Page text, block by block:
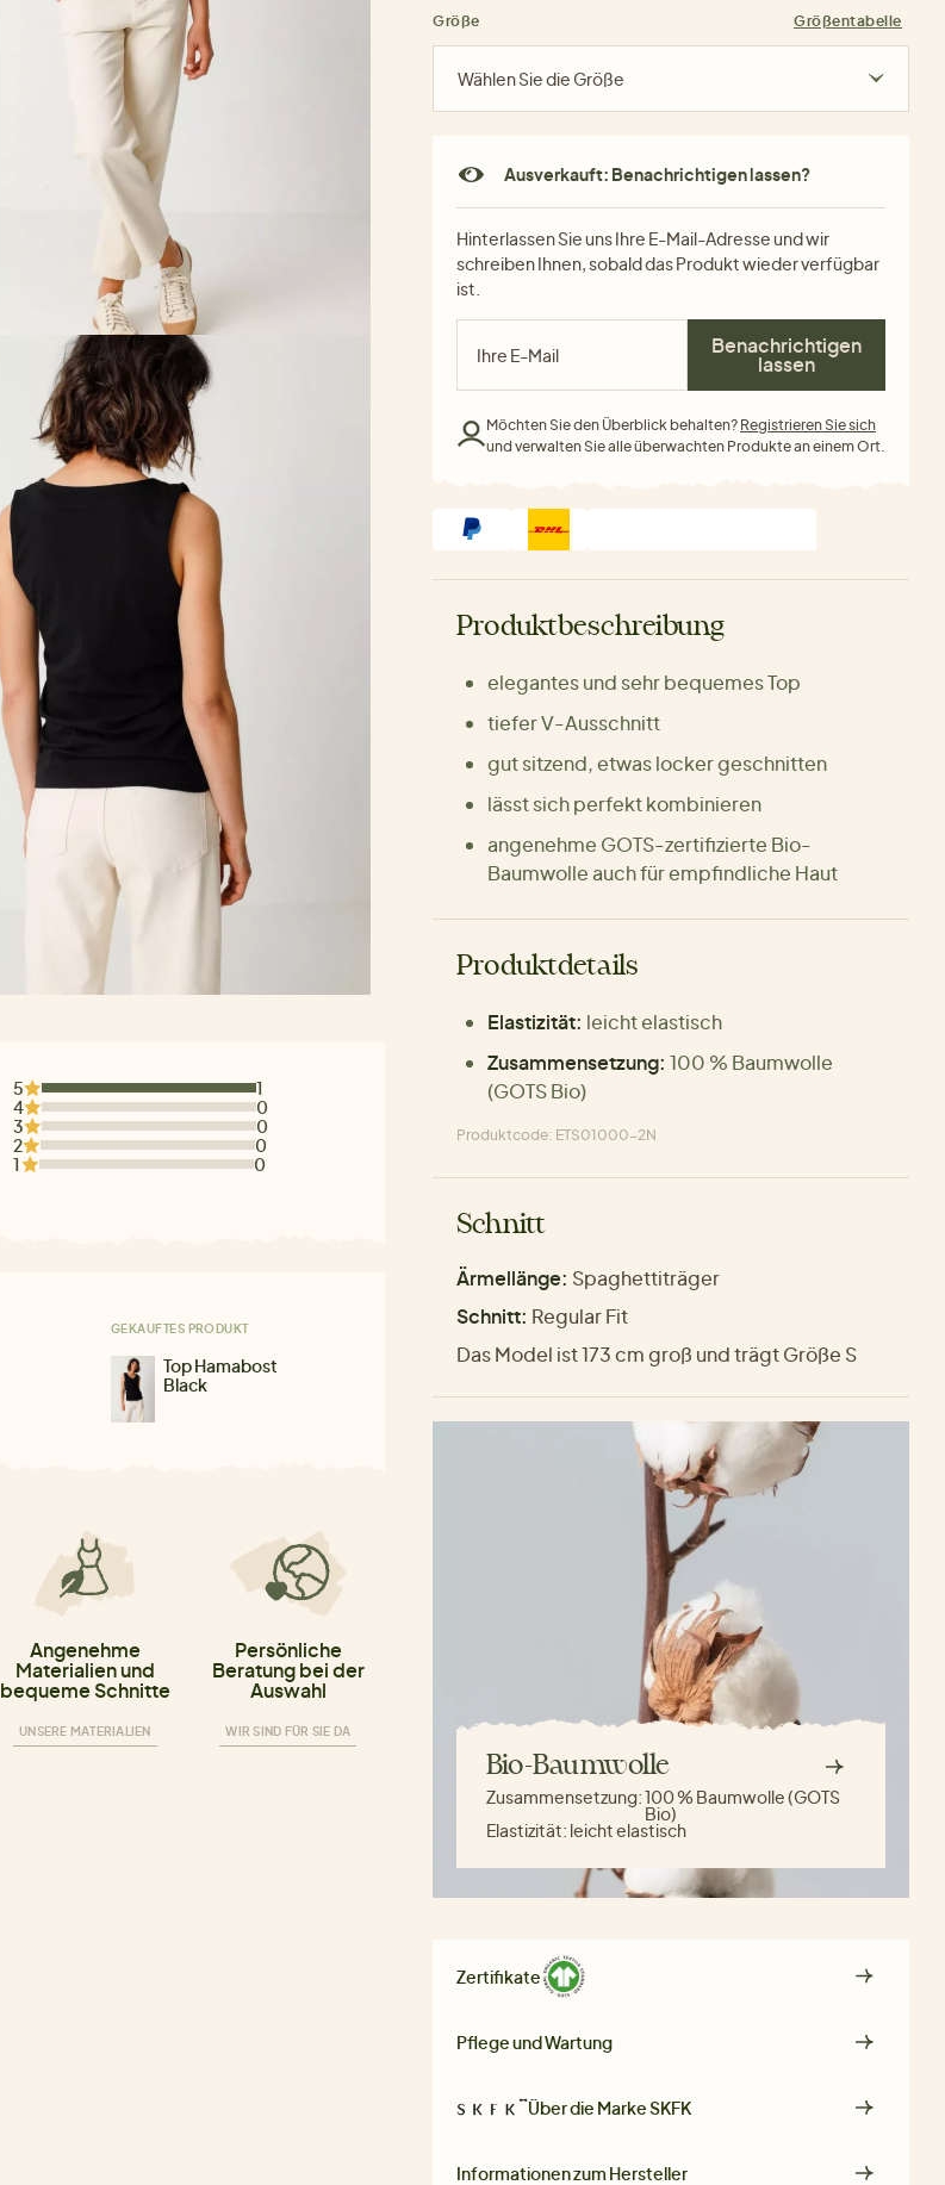
5
1
4
0
3
0
2
0
1
0
GEKAUFTES PRODUKT
Top Hamabost
Black
Angenehme
Materialien und
bequeme Schnitte
UNSERE MATERIALIEN
Persönliche
Beratung bei der
Auswahl
WIR SIND FÜR SIE DA
Größe Größentabelle
Wählen Sie die Größe
Ausverkauft: Benachrichtigen lassen?
Hinterlassen Sie uns Ihre E-Mail-Adresse und wir
schreiben Ihnen, sobald das Produkt wieder verfügbar
ist.
Benachrichtigen
lassen
Möchten Sie den Überblick behalten? Registrieren Sie sich
und verwalten Sie alle überwachten Produkte an einem Ort.
Produktbeschreibung
elegantes und sehr bequemes Top
tiefer V-Ausschnitt
gut sitzend, etwas locker geschnitten
lässt sich perfekt kombinieren
angenehme GOTS-zertifizierte Bio-
Baumwolle auch für empfindliche Haut
Produktdetails
Elastizität: leicht elastisch
Zusammensetzung: 100 % Baumwolle
(GOTS Bio)
Produktcode: ETS01000-2N
Schnitt
Ärmellänge: Spaghettiträger
Schnitt: Regular Fit
Das Model ist 173 cm groß und trägt Größe S
Bio-Baumwolle
Zusammensetzung:100 % Baumwolle (GOTS
Bio)
Elastizität: leicht elastisch
Zertifikate
Pflege und Wartung
Über die MarkeSKFK
Informationen zum Hersteller